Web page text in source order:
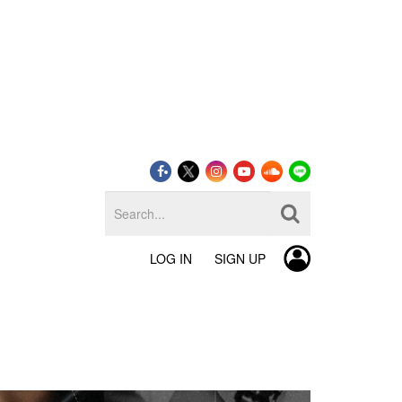
LOG IN SIGN UP